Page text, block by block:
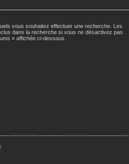
vous souhaitez effectuer une recherche. Les
dans la recherche si vous ne désactivez pas
» affichée ci-dessous.